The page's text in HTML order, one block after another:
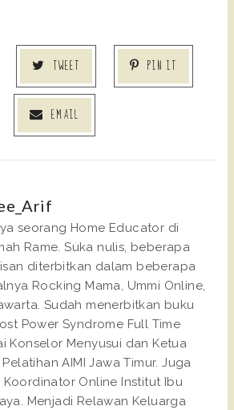
TWEET PIN IT
EMAIL
seorang Home Educator di
Rame. Suka nulis, beberapa
diterbitkan dalam beberapa
Rocking Mama, Ummi Online,
Sudah menerbitkan buku
Power Syndrome Full Time
Konselor Menyusui dan Ketua
AIMI Jawa Timur. Juga
Online Institut Ibu
Menjadi Relawan Keluarga